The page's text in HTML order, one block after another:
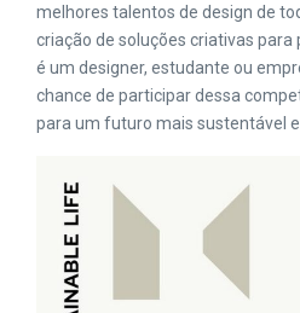
melhores talentos de design de
criação de soluções criativas para
é um designer, estudante ou
chance de participar dessa
para um futuro mais sustentável